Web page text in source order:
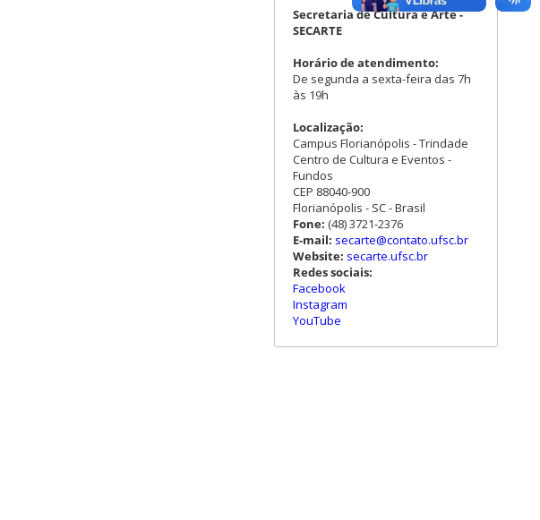
Secretaria de Cultura e Arte -
SECARTE
Horário de atendimento:
De segunda a sexta-feira das 7h
às 19h
Localização:
Campus Florianópolis - Trindade
Centro de Cultura e Eventos -
Fundos
CEP 88040-900
Florianópolis - SC - Brasil
Fone: (48) 3721-2376
E-mail: secarte@contato.ufsc.br
Website: secarte.ufsc.br
Redes sociais:
Facebook
Instagram
YouTube